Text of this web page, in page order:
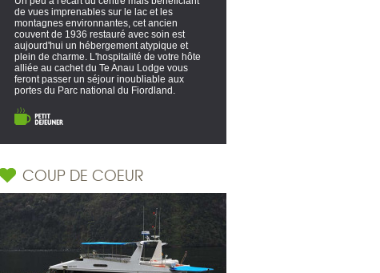
de vues imprenables sur le lac et les
montagnes environnantes, cet ancien
couvent de 1936 restauré avec soin est
aujourd'hui un hébergement atypique et
plein de charme. L'hospitalité de votre hôte
alliée au cachet du Te Anau Lodge vous
feront passer un séjour inoubliable aux
portes du Parc national du Fiordland.
COUP DE COEUR